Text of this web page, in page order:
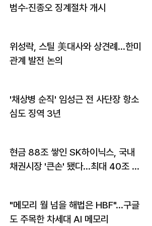
범수·진종오 징계절차 개시
위성락, 스틸 美대사와 상견례…한미
관계 발전 논의
'채상병 순직' 임성근 전 사단장 항소
심도 징역 3년
현금 88조 쌓인 SK하이닉스, 국내
채권시장 '큰손' 됐다…최대 40조 투
"메모리 월 넘을 해법은 HBF"…구글
도 주목한 차세대 AI 메모리